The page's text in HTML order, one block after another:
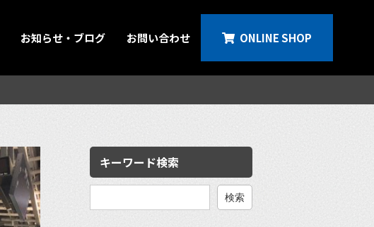
お知らせ・ブログ お問い合わせ ONLINE SHOP
キーワード検索
検